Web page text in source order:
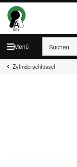
Menü
Zylinderschlüssel